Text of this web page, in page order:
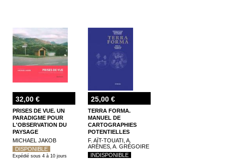
32,00 €
PRISES DE VUE. UN
PARADIGME POUR
L'OBSERVATION DU
PAYSAGE
MICHAEL JAKOB
DISPONIBLE
Expédié sous 4 à 10 jours
25,00 €
TERRA FORMA.
MANUEL DE
CARTOGRAPHIES
POTENTIELLES
F. AÏT-TOUATI, A.
ARÈNES, A. GRÉGOIRE
INDISPONIBLE